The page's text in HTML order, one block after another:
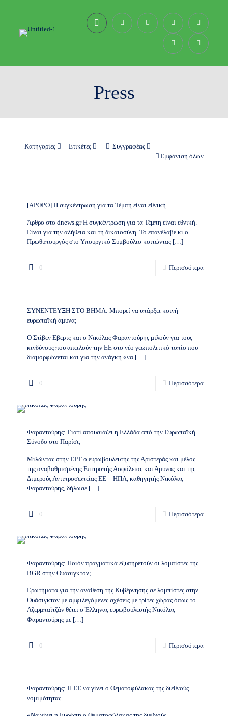
Press
Κατηγορίες Ετικέτες
Συγγραφέας
Εμφάνιση όλων
[ΑΡΘΡΟ] Η συγκέντρωση για τα Τέμπη είναι εθνική
Άρθρο στο dnews.gr Η συγκέντρωση για τα Τέμπη είναι εθνική.
Είναι για την αλήθεια και τη δικαιοσύνη. Το επανέλαβε κι ο
Πρωθυπουργός στο Υπουργικό Συμβούλιο κοιτώντας […]
0 Περισσότερα
ΣΥΝΕΝΤΕΥΞΗ ΣΤΟ ΒΗΜΑ: Μπορεί να υπάρξει κοινή
ευρωπαϊκή άμυνα;
Ο Στίβεν Εβερτς και ο Νικόλας Φαραντούρης μιλούν για τους
κινδύνους που απειλούν την ΕΕ στο νέο γεωπολιτικό τοπίο που
διαμορφώνεται και για την ανάγκη «να […]
0 Περισσότερα
Φαραντούρης: Γιατί απουσιάζει η Ελλάδα από την Ευρωπαϊκή
Σύνοδο στο Παρίσι;
Μιλώντας στην ΕΡΤ ο ευρωβουλευτής της Αριστεράς και μέλος
της αναβαθμισμένης Επιτροπής Ασφάλειας και Άμυνας και της
Διμερούς Αντιπροσωπείας ΕΕ – ΗΠΑ, καθηγητής Νικόλας
Φαραντούρης, δήλωσε […]
0 Περισσότερα
Φαραντούρης: Ποιόν πραγματικά εξυπηρετούν οι λομπίστες της
BGR στην Ουάσιγκτον;
Ερωτήματα για την ανάθεση της Κυβέρνησης σε λομπίστες στην
Ουάσιγκτον με αμφιλεγόμενες σχέσεις με τρίτες χώρας όπως το
Αζερμπαϊτζάν θέτει ο Έλληνας ευρωβουλευτής Νικόλας
Φαραντούρης με […]
0 Περισσότερα
Φαραντούρης: Η ΕΕ να γίνει ο Θεματοφύλακας της διεθνούς
νομιμότητας